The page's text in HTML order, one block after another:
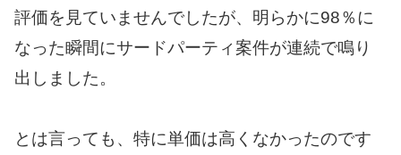
評価を見ていませんでしたが、明らかに98％に
なった瞬間にサードパーティ案件が連続で鳴り
出しました。
とは言っても、特に単価は高くなかったのです